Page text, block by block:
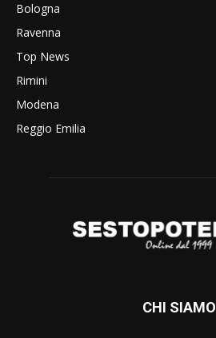
Bologna
Ravenna
Top News
Rimini
Modena
Reggio Emilia
CHI SIAMO